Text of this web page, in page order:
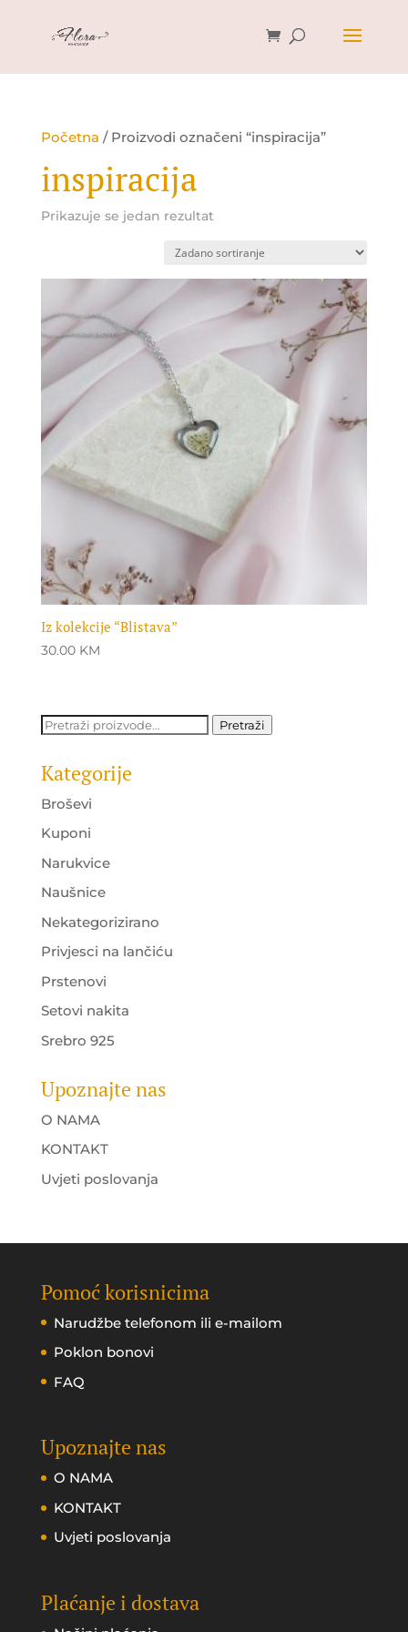
Početna / Proizvodi označeni “inspiracija”
inspiracija
Prikazuje se jedan rezultat
Iz kolekcije “Blistava”
30.00 KM
Pretraži: Pretraži
Kategorije
Broševi
Kuponi
Narukvice
Naušnice
Nekategorizirano
Privjesci na lančiću
Prstenovi
Setovi nakita
Srebro 925
Upoznajte nas
O NAMA
KONTAKT
Uvjeti poslovanja
Pomoć korisnicima
Narudžbe telefonom ili e-mailom
Poklon bonovi
FAQ
Upoznajte nas
O NAMA
KONTAKT
Uvjeti poslovanja
Plaćanje i dostava